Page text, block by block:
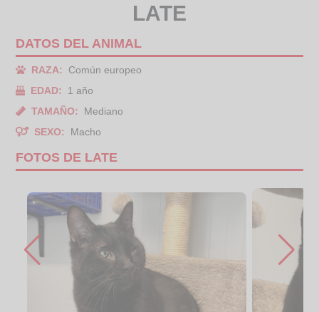
LATE
DATOS DEL ANIMAL
RAZA:
Común europeo
EDAD:
1 año
TAMAÑO:
Mediano
SEXO:
Macho
FOTOS DE LATE